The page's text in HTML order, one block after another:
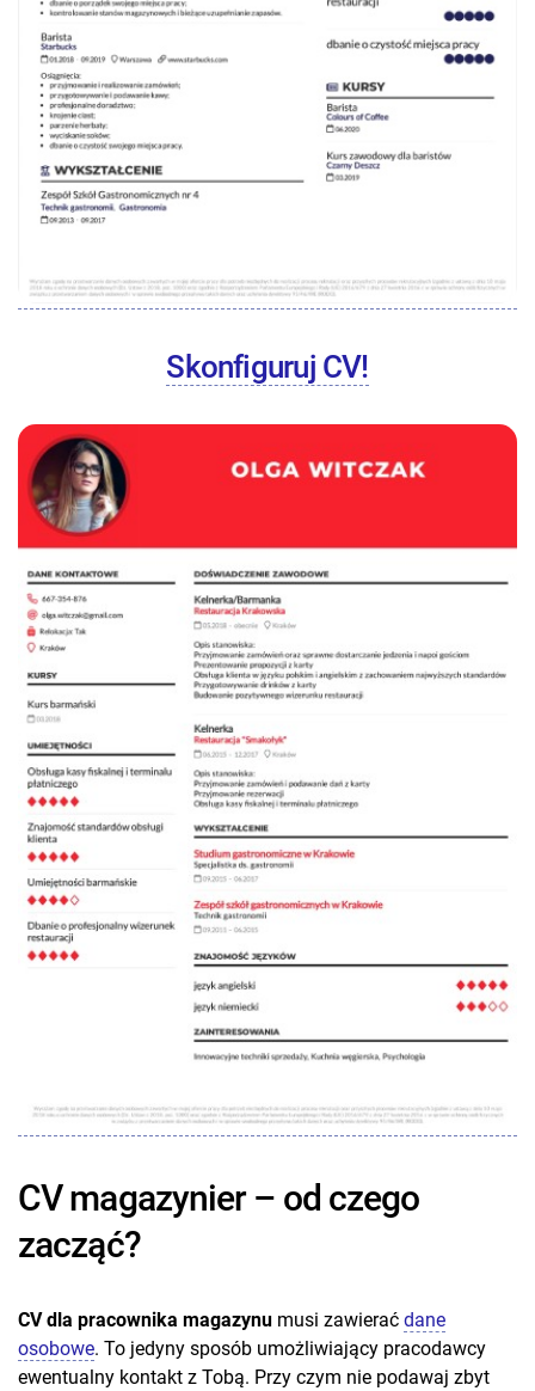
Skonfiguruj CV!
CV magazynier – od czego
zacząć?
CV dla pracownika magazynu musi zawierać dane
osobowe. To jedyny sposób umożliwiający pracodawcy
ewentualny kontakt z Tobą. Przy czym nie podawaj zbyt